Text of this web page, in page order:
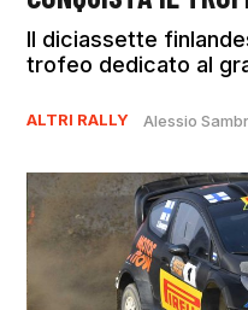
Il diciassette
trofeo dedicato al
ALTRI RALLY Alessio